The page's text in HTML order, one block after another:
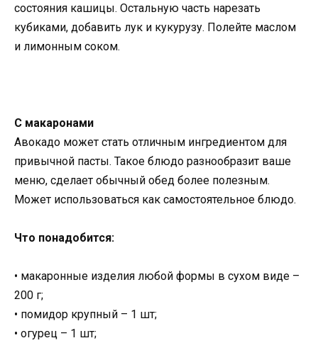
состояния кашицы. Остальную часть нарезать
кубиками, добавить лук и кукурузу. Полейте маслом
и лимонным соком.
С макаронами
Авокадо может стать отличным ингредиентом для
привычной пасты. Такое блюдо разнообразит ваше
меню, сделает обычный обед более полезным.
Может использоваться как самостоятельное блюдо.
Что понадобится:
• макаронные изделия любой формы в сухом виде –
200 г;
• помидор крупный – 1 шт;
• огурец – 1 шт;